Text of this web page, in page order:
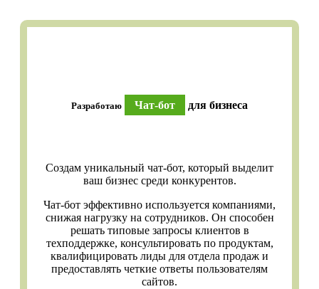
Разработаю Чат-бот для бизнеса
Создам уникальный чат-бот, который выделит
ваш бизнес среди конкурентов.
Чат-бот эффективно используется компаниями,
снижая нагрузку на сотрудников. Он способен
решать типовые запросы клиентов в
техподдержке, консультировать по продуктам,
квалифицировать лиды для отдела продаж и
предоставлять четкие ответы пользователям
сайтов.